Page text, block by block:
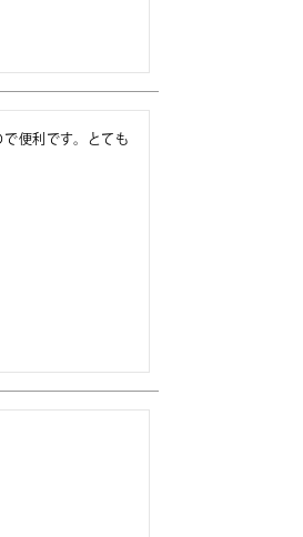
便利です。とても